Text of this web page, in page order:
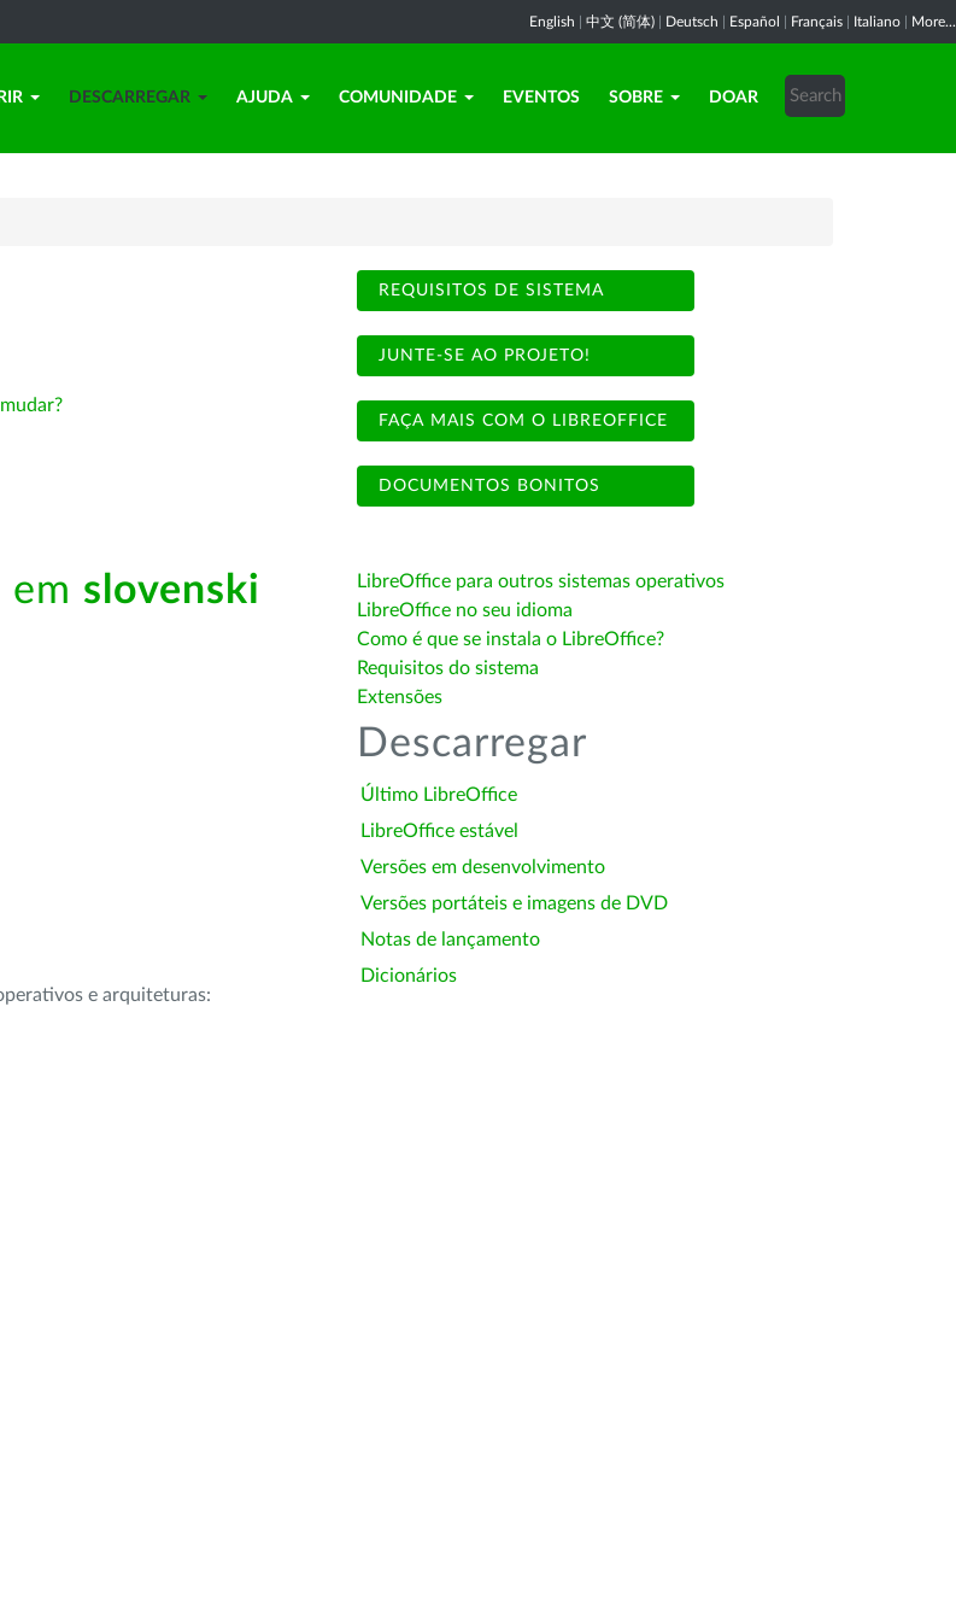
English 中文 (简体) Deutsch Español Français Italiano More...
DESCARREGAR AJUDA COMUNIDADE EVENTOS SOBRE DOAR
mudar?
slovenski
e arquiteturas:
REQUISITOS DE SISTEMA
JUNTE-SE AO PROJETO!
FAÇA MAIS COM O LIBREOFFICE
DOCUMENTOS BONITOS
LibreOffice para outros sistemas operativos
LibreOffice no seu idioma
Como é que se instala o LibreOffice?
Requisitos do sistema
Extensões
Descarregar
Último LibreOffice
LibreOffice estável
Versões em desenvolvimento
Versões portáteis e imagens de DVD
Notas de lançamento
Dicionários